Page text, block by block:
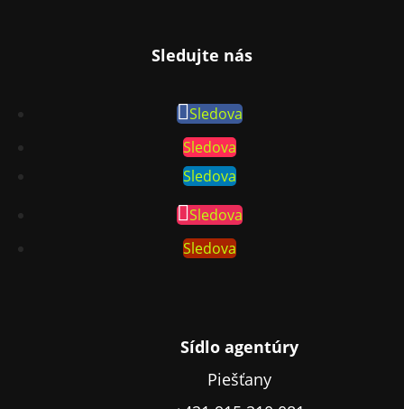
Sledujte nás
Sledova
Sledova
Sledova
Sledova
Sledova
Sídlo agentúry
Piešťany